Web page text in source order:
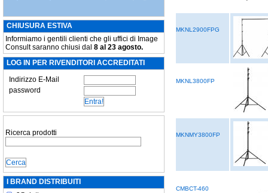
CHIUSURA ESTIVA
Informiamo i gentili clienti che gli uffici di Image
Consult saranno chiusi dal 8 al 23 agosto.
LOG IN PER RIVENDITORI ACCREDITATI
Indirizzo E-Mail
password
Ricerca prodotti
I BRAND DISTRIBUITI
MKNL2900FPG
MKNL3800FP
MKNMY3800FP
CMBCT-460